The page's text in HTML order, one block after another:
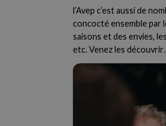
l’Avep c’est aussi de
concocté ensemble par
saisons et des envies,
etc. Venez les